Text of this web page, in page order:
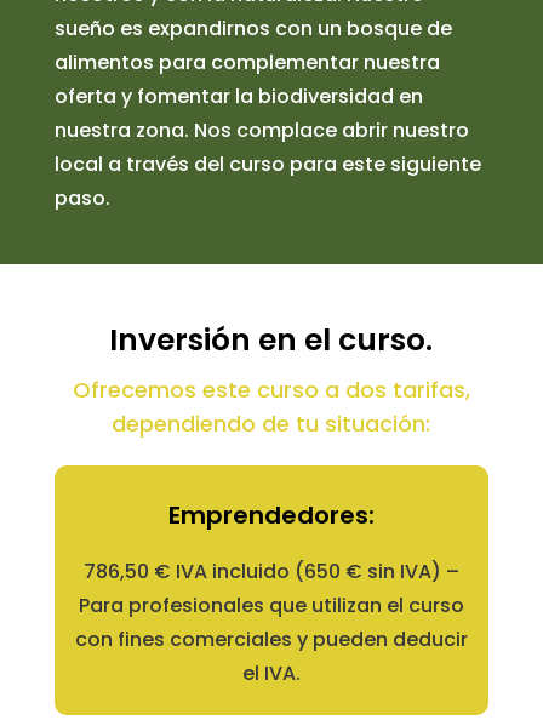
sueño es expandirnos con un bosque de
alimentos para complementar nuestra
oferta y fomentar la biodiversidad en
nuestra zona. Nos complace abrir nuestro
local a través del curso para este siguiente
paso.
Inversión en el curso.
Ofrecemos este curso a dos tarifas,
dependiendo de tu situación:
Emprendedores:
786,50 € IVA incluido (650 € sin IVA) –
Para profesionales que utilizan el curso
con fines comerciales y pueden deducir
el IVA.